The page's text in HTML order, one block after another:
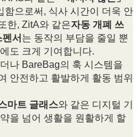
함으로써, 식사 시간이 더욱 안
한, ZitA와 같은자동 개폐 쓰
서 는 동작의 부담을 줄일 뿐
도 크게 기여합니다.
나 BareBag의 훅 시스템을
안전하고 활발하게 활동 범위
마트 글래스와 같은 디지털 기
을 넘어 생활을 원활하게 할